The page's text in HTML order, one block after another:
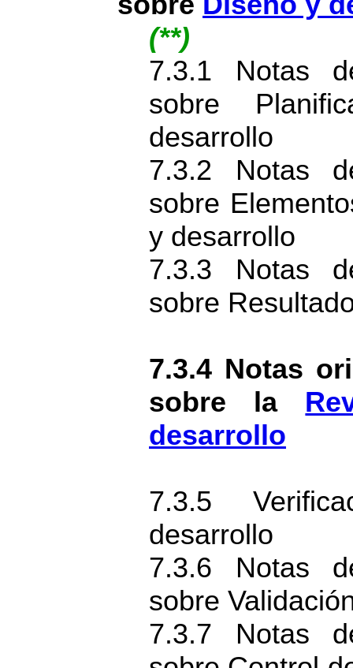
(**)
7.3.1 Notas
sobre
desarrollo
7.3.2 Notas
sobre
y desarrollo
7.3.3 Notas
sobre
7.3.4 Notas
sobre la
desarrollo
7.3.5
desarrollo
7.3.6 Notas
sobre
7.3.7 Notas